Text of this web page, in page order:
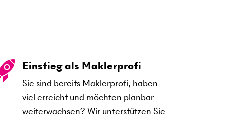
Einstieg als Maklerprofi
Sie sind bereits Maklerprofi, haben
viel erreicht und möchten planbar
weiterwachsen? Wir unterstützen Sie